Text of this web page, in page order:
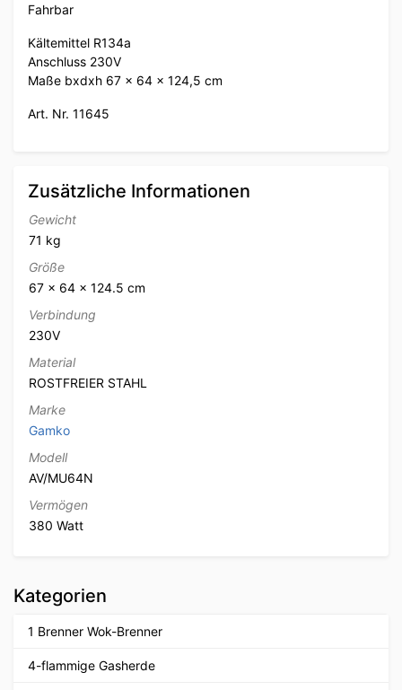
Fahrbar
Kältemittel R134a
Anschluss 230V
Maße bxdxh 67 x 64 x 124,5 cm
Art. Nr. 11645
Zusätzliche Informationen
Gewicht
71 kg
Größe
67 × 64 × 124.5 cm
Verbindung
230V
Material
ROSTFREIER STAHL
Marke
Gamko
Modell
AV/MU64N
Vermögen
380 Watt
Kategorien
1 Brenner Wok-Brenner
4-flammige Gasherde